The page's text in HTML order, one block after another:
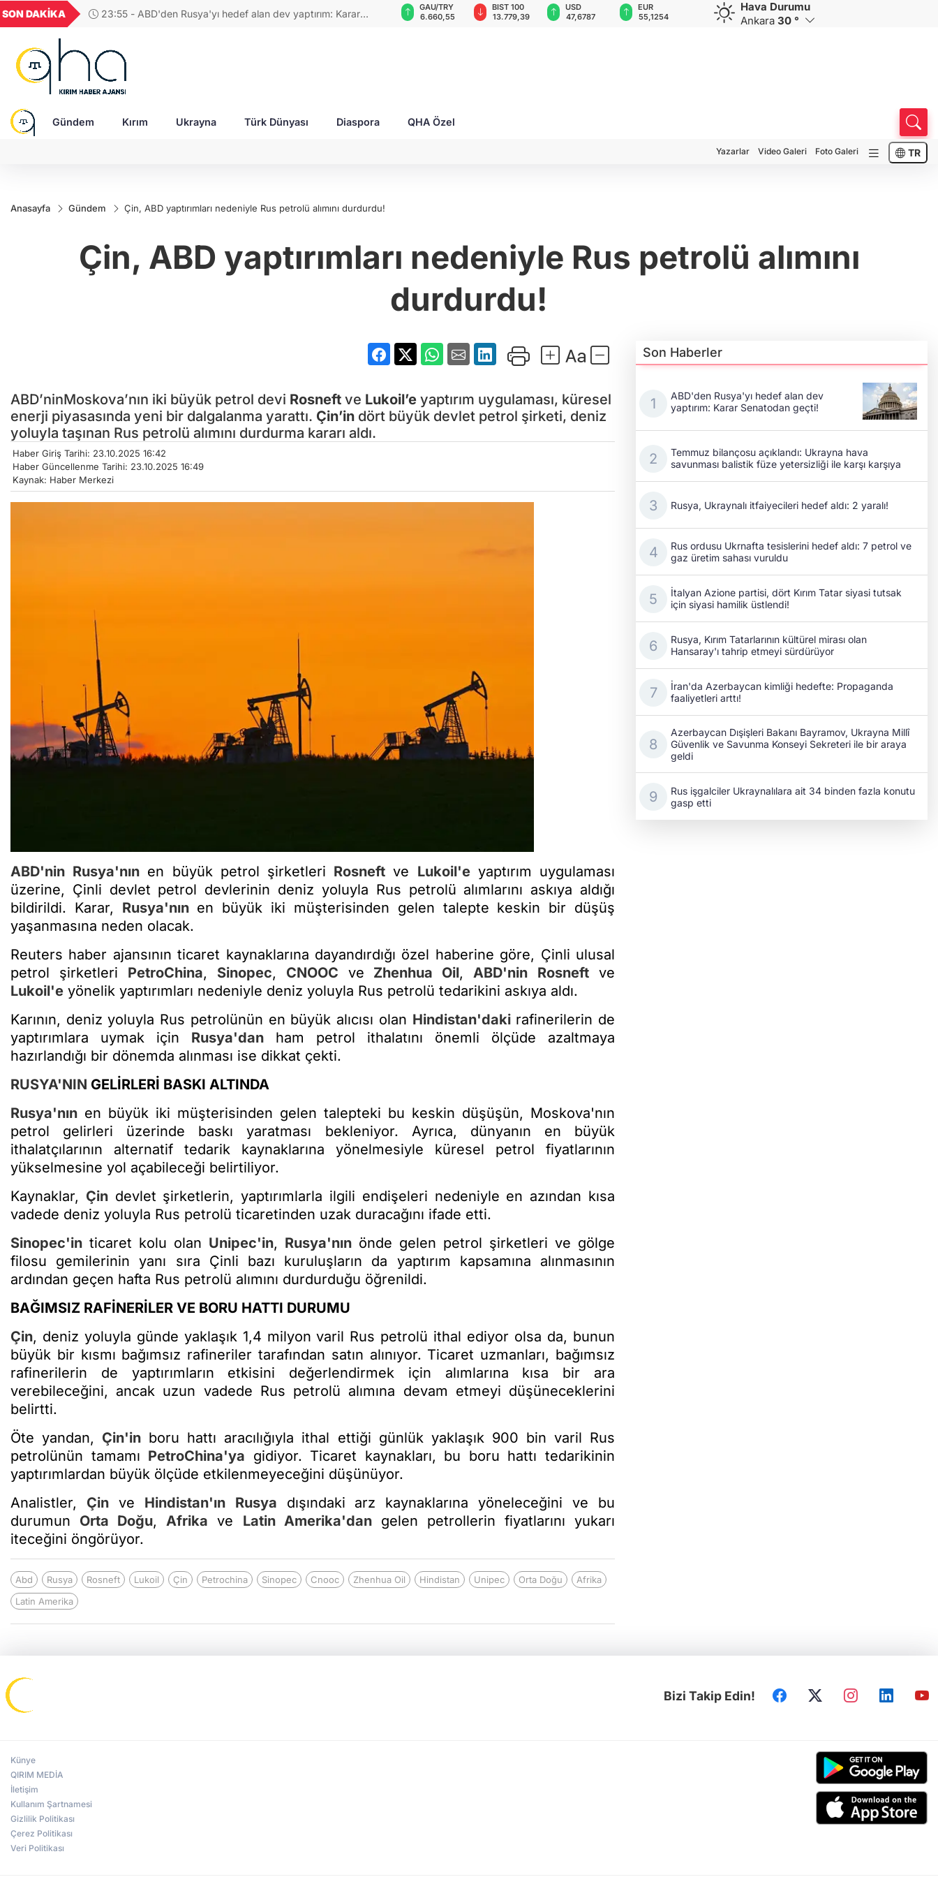
SON DAKİKA
17:36 - Temmuz bilançosu açıklandı: Ukrayna hava
savunması balistik füze yetersizliği ile karşı karşıya
UYU
1,1849
18,2677
16,3788
27,9743
0,0018
GAU/TRY
6.660,55
BIST 100
13.779,39
USD
47,6787
EUR
55,1254
GBP
64,3468
CHF
59,0083
Hava Durumu
Ankara 30 °
Gündem Kırım Ukrayna Türk Dünyası Diaspora QHA Özel
Yazarlar Video Galeri Foto Galeri TR
Anasayfa Gündem Çin, ABD yaptırımları nedeniyle Rus petrolü alımını durdurdu!
Çin, ABD yaptırımları nedeniyle Rus petrolü alımını
durdurdu!
ABD’ninMoskova’nın iki büyük petrol devi Rosneft ve Lukoil’e yaptırım uygulaması, küresel
enerji piyasasında yeni bir dalgalanma yarattı. Çin’in dört büyük devlet petrol şirketi, deniz
yoluyla taşınan Rus petrolü alımını durdurma kararı aldı.
Haber Giriş Tarihi: 23.10.2025 16:42
Haber Güncellenme Tarihi: 23.10.2025 16:49
Kaynak: Haber Merkezi
ABD'nin Rusya'nın en büyük petrol şirketleri Rosneft ve Lukoil'eyaptırım uygulaması
üzerine, Çinli devlet petrol devlerinin deniz yoluyla Rus petrolü alımlarını askıya aldığı
bildirildi. Karar, Rusya'nınen büyük iki müşterisinden gelen talepte keskin bir düşüş
yaşanmasına neden olacak.
Reuters haber ajansının ticaret kaynaklarına dayandırdığı özel haberine göre, Çinli ulusal
petrol şirketleri PetroChina, Sinopec, CNOOC ve Zhenhua Oil, ABD'nin Rosneft ve
Lukoil'e yönelik yaptırımları nedeniyle deniz yoluyla Rus petrolü tedarikini askıya aldı.
Karının, deniz yoluyla Rus petrolünün en büyük alıcısı olan Hindistan'dakirafinerilerin de
yaptırımlara uymak için Rusya'dan ham petrol ithalatını önemli ölçüde azaltmaya
hazırlandığı bir dönemda alınması ise dikkat çekti.
RUSYA'NIN GELİRLERİ BASKI ALTINDA
Rusya'nın en büyük iki müşterisinden gelen talepteki bu keskin düşüşün, Moskova'nın
petrol gelirleri üzerinde baskı yaratması bekleniyor. Ayrıca, dünyanın en büyük
ithalatçılarının alternatif tedarik kaynaklarına yönelmesiyle küresel petrol fiyatlarının
yükselmesine yol açabileceği belirtiliyor.
Kaynaklar, Çindevlet şirketlerin, yaptırımlarla ilgili endişeleri nedeniyle en azından kısa
vadede deniz yoluyla Rus petrolü ticaretinden uzak duracağını ifade etti.
Sinopec'in ticaret kolu olan Unipec'in, Rusya'nın önde gelen petrol şirketleri ve gölge
filosu gemilerinin yanı sıra Çinli bazı kuruluşların da yaptırım kapsamına alınmasının
ardından geçen hafta Rus petrolü alımını durdurduğu öğrenildi.
BAĞIMSIZ RAFİNERİLER VE BORU HATTI DURUMU
Çin, deniz yoluyla günde yaklaşık 1,4 milyon varil Rus petrolü ithal ediyor olsa da, bunun
büyük bir kısmı bağımsız rafineriler tarafından satın alınıyor. Ticaret uzmanları, bağımsız
rafinerilerin de yaptırımların etkisini değerlendirmek için alımlarına kısa bir ara
verebileceğini, ancak uzun vadede Rus petrolü alımına devam etmeyi düşüneceklerini
belirtti.
Öte yandan, Çin'in boru hattı aracılığıyla ithal ettiği günlük yaklaşık 900 bin varil Rus
petrolünün tamamı PetroChina'ya gidiyor. Ticaret kaynakları, bu boru hattı tedarikinin
yaptırımlardan büyük ölçüde etkilenmeyeceğini düşünüyor.
Analistler, Çinve Hindistan'ın Rusya dışındaki arz kaynaklarına yöneleceğini ve bu
durumun Orta Doğu, Afrika ve Latin Amerika'dangelen petrollerin fiyatlarını yukarı
iteceğini öngörüyor.
Abd Rusya Rosneft Lukoil Çin Petrochina Sinopec Cnooc Zhenhua Oil Hindistan Unipec Orta Doğu
Afrika
Latin Amerika
Son Haberler
ABD'den Rusya'yı hedef alan dev
yaptırım: Karar Senatodan geçti!
Temmuz bilançosu açıklandı: Ukrayna hava
savunması balistik füze yetersizliği ile karşı karşıya
Rusya, Ukraynalı itfaiyecileri hedef aldı: 2 yaralı!
Rus ordusu Ukrnafta tesislerini hedef aldı: 7 petrol ve
gaz üretim sahası vuruldu
İtalyan Azione partisi, dört Kırım Tatar siyasi tutsak
için siyasi hamilik üstlendi!
Rusya, Kırım Tatarlarının kültürel mirası olan
Hansaray'ı tahrip etmeyi sürdürüyor
İran'da Azerbaycan kimliği hedefte: Propaganda
faaliyetleri arttı!
Azerbaycan Dışişleri Bakanı Bayramov, Ukrayna Millî
Güvenlik ve Savunma Konseyi Sekreteri ile bir araya
geldi
Rus işgalciler Ukraynalılara ait 34 binden fazla konutu
gasp etti
Bizi Takip Edin!
Künye
QIRIM MEDİA
İletişim
Kullanım Şartnamesi
Gizlilik Politikası
Çerez Politikası
Veri Politikası